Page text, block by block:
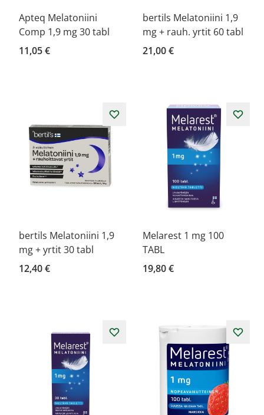
Apteq Melatoniini
Comp 1,9 mg 30 tabl
11,05 €
bertils Melatoniini 1,9
mg + rauh. yrtit 60 tabl
21,00 €
bertils Melatoniini 1,9
mg + yrtit 30 tabl
12,40 €
Melarest 1 mg 100
TABL
19,80 €